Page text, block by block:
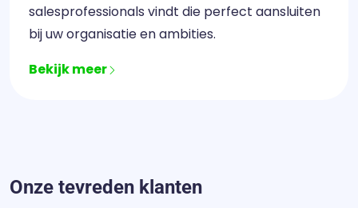
salesprofessionals vindt die perfect aansluiten
bij uw organisatie en ambities.
Bekijk meer
Onze tevreden klanten